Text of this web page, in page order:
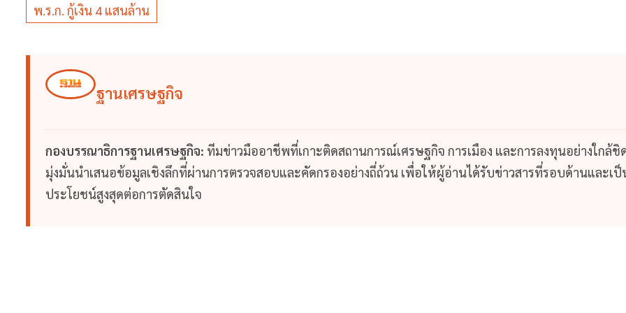
พ.ร.ก. กู้เงิน 4 แสนล้าน
ฐานเศรษฐกิจ
กองบรรณาธิการฐานเศรษฐกิจ: ทีมข่าวมืออาชีพที่เกาะติดสถานการณ์เศรษฐกิจ การเมือง และการลงทุนอย่างใกล้ชิ
มุ่งมั่นนำเสนอข้อมูลเชิงลึกที่ผ่านการตรวจสอบและคัดกรองอย่างถี่ถ้วน เพื่อให้ผู้อ่านได้รับข่าวสารที่รอบด้านและเป็
ประโยชน์สูงสุดต่อการตัดสินใจ